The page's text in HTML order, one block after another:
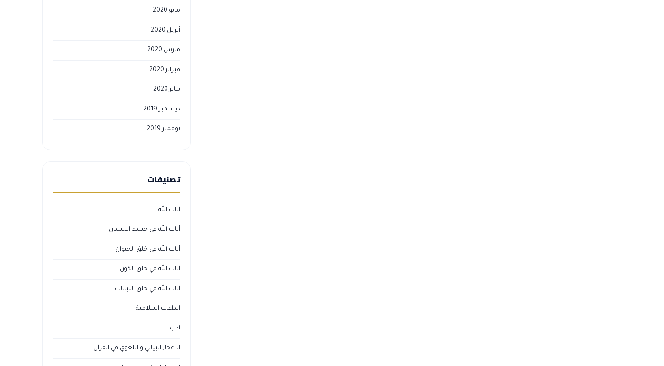
مايو 2020
أبريل 2020
مارس 2020
فبراير 2020
يناير 2020
ديسمبر 2019
نوفمبر 2019
تصنيفات
آيات الله
آيات الله في جسم الانسان
آيات الله في خلق الحيوان
آيات الله في خلق الكون
آيات الله في خلق النباتات
ابداعات اسلامية
ادب
الاعجاز البياني و اللغوي في القرآن